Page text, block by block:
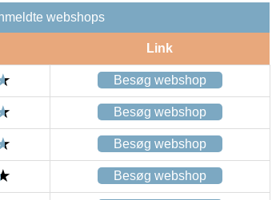
webshops
Link
Besøg webshop
Besøg webshop
Besøg webshop
Besøg webshop